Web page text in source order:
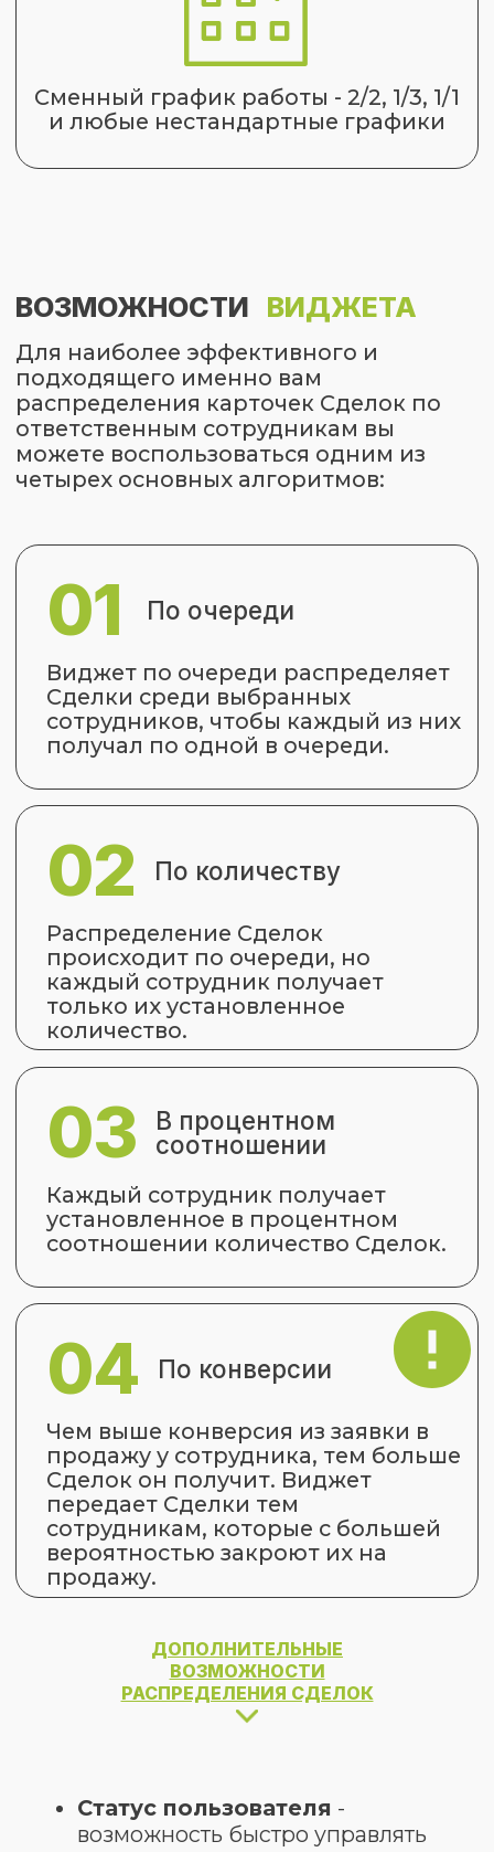
Распределение Сделок
каждый сотрудник получает
только их установленное
количество.
По количеству
Чем выше конверсия из заявки в
продажу у сотрудника, тем больше
Сделок он получит. Виджет
передает Сделки тем
сотрудникам, которые с большей
По конверсии
04
ДОПОЛНИТЕЛЬНЫЕ
ВОЗМОЖНОСТИ
РАСПРЕДЕЛЕНИЯ СДЕЛОК
Статус пользователя -
возможность быстро управлять
всеми пользователями, которые
задействованы в шаблонах
включение или выключение
распределения. Статус
пользователя является
приоритетным параметром при
распределении карточек Сделок в
Графика работы и других настроек
Шаблона.
Контроль статуса пользователя-
виджет постоянно сканирует
раздел События в amoCRM. В
качестве событий фиксируются:
смены статусов Сделок и т.п. Если
за выбранный промежуток
времени (по умолчанию 30 мин.)
пользователь системы не создал ни
показывает ему окно с
предложением подтвердить, что
тот ONLINE. Если в течение
отведенного времени (по
не делает, то его статус
автоматически становится OFFLINE.
Роль пользователяпозволяет
настроить права, которыми он
Администратор доступны все
настройки и разделы виджета. Для
роли Пользователь доступен
только раздел с переключением
статуса ONLINE / OFFLINE.
Рабочий графикпозволяет
настроить рабочий график
индивидуально для каждого
пользователя или общий график
Учёт текущего ответственного
позволяет при распределении
учитывать ответственного
пользователя за связанные со
Сделкой, Контакт или Компанию. То
Контроль текущего